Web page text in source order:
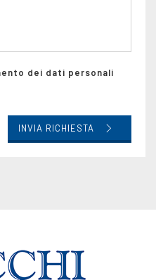
dei dati personali
INVIA RICHIESTA